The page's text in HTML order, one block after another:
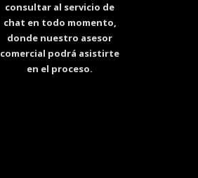
consultar al servicio de
chat en todo momento,
donde nuestro asesor
comercial podrá asistirte
en el proceso.